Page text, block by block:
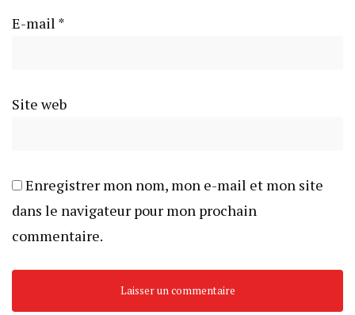
E-mail *
Site web
Enregistrer mon nom, mon e-mail et mon site
dans le navigateur pour mon prochain
commentaire.